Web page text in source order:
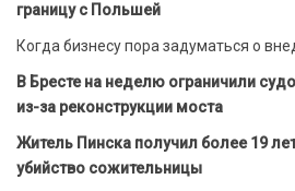
границу с Польшей
Когда бизнесу пора задуматься о
В Бресте на неделю ограничили
из-за реконструкции моста
Житель Пинска получил более 19
убийство сожительницы